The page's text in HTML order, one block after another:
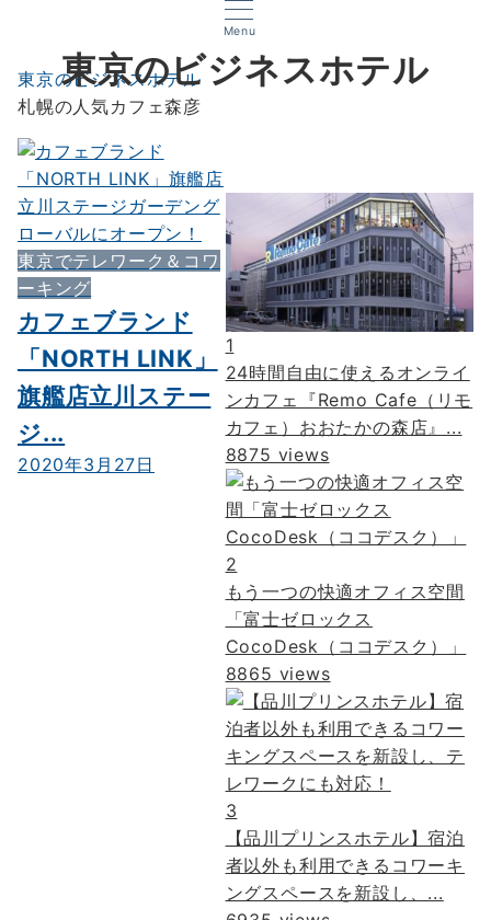
Menu
東京のビジネスホテル
東京のビジネスホテル
札幌の人気カフェ森彦
東京でテレワーク＆コワ
ーキング
カフェブランド
「NORTH LINK」
旗艦店立川ステー
ジ...
2020年3月27日
1
24時間自由に使えるオンライ
ンカフェ『Remo Cafe（リモ
カフェ）おおたかの森店』...
8875 views
2
もう一つの快適オフィス空間
「富士ゼロックス
CocoDesk（ココデスク）」
8865 views
3
【品川プリンスホテル】宿泊
者以外も利用できるコワーキ
ングスペースを新設し、...